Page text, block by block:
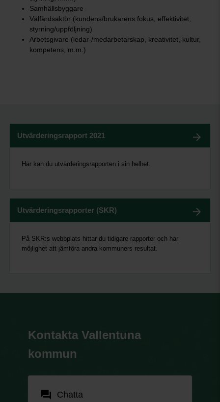
Samhällsbyggare
Välfärdsaktör (kundens/brukarens fokus, effektivitet,
styrning/uppföljning)
Arbetsgivare (ledar-/medarbetarskap, kreativitet, kultur,
kompetens, m.m.)
Utvärderingsrapport 2021
Här kan du utvärderingsrapporten i sin helhet.
Utvärderingsrapporter (SKR)
På SKR:s webbplats hittar du tidigare rapporter och har
möjlighet att jämföra andra kommuners resultat.
Kontakta Vallentuna
kommun
forum Chatta